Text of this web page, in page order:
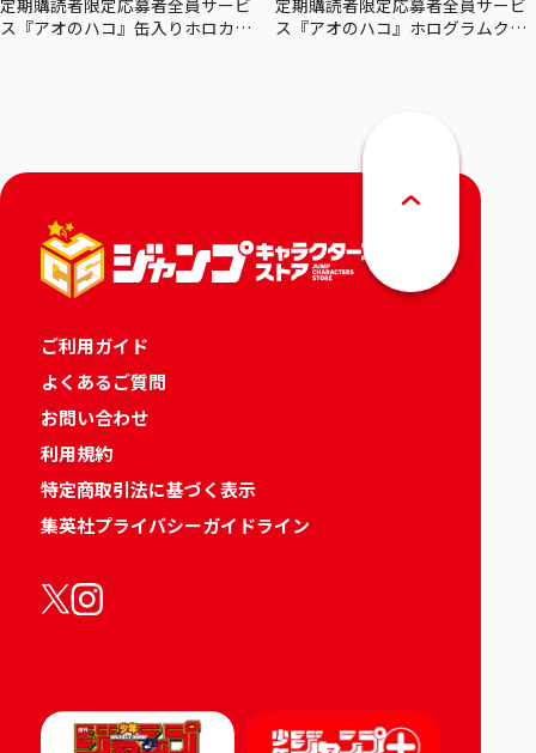
ス『アオのハコ』缶入りホロカー
ス『アオのハコ』ホログラムクリ
ご利用ガイド
よくあるご質問
お問い合わせ
利用規約
特定商取引法に基づく表示
集英社プライバシーガイドライン